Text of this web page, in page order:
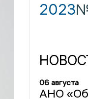
2023
06 августа